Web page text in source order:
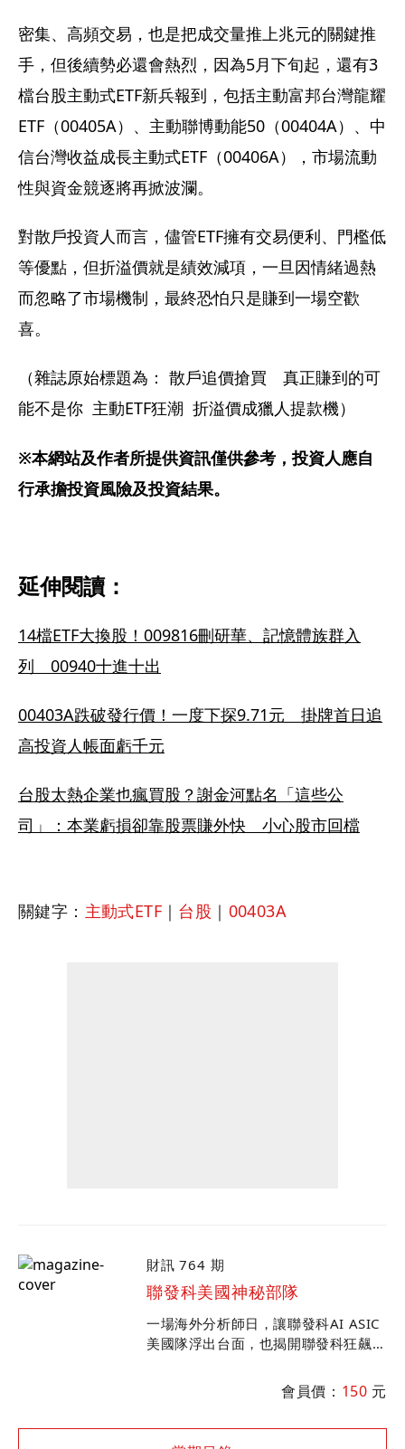
密集、高頻交易，也是把成交量推上兆元的關鍵推
手，但後續勢必還會熱烈，因為5月下旬起，還有3
檔台股主動式ETF新兵報到，包括主動富邦台灣龍耀
ETF（00405A）、主動聯博動能50（00404A）、中
信台灣收益成長主動式ETF（00406A），市場流動
性與資金競逐將再掀波瀾。
對散戶投資人而言，儘管ETF擁有交易便利、門檻低
等優點，但折溢價就是績效減項，一旦因情緒過熱
而忽略了市場機制，最終恐怕只是賺到一場空歡
喜。
（雜誌原始標題為： 散戶追價搶買　真正賺到的可
能不是你  主動ETF狂潮  折溢價成獵人提款機）
※本網站及作者所提供資訊僅供參考，投資人應自
行承擔投資風險及投資結果。
延伸閱讀：
14檔ETF大換股！009816刪研華、記憶體族群入
列　00940十進十出
00403A跌破發行價！一度下探9.71元　掛牌首日追
高投資人帳面虧千元
台股太熱企業也瘋買股？謝金河點名「這些公
司」：本業虧損卻靠股票賺外快　小心股市回檔
關鍵字： 主動式ETF ｜ 台股 ｜ 00403A
財訊 764 期
聯發科美國神秘部隊
一場海外分析師日，讓聯發科AI ASIC
美國隊浮出台面，也揭開聯發科狂飆背
AI團隊，一路挺進谷歌主導的算力賽
會員價： 150 元